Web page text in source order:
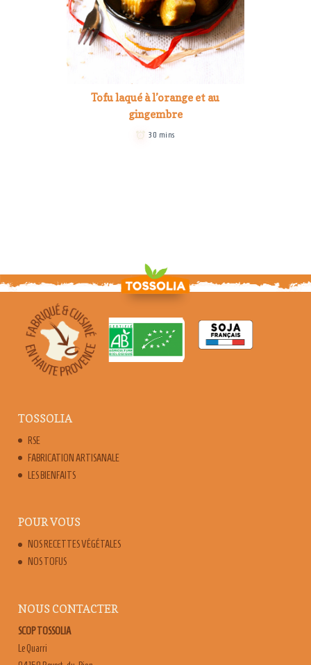
Tofu laqué à l’orange et au
gingembre
30 mins
TOSSOLIA
RSE
FABRICATION ARTISANALE
LES BIENFAITS
POUR VOUS
NOS RECETTES VÉGÉTALES
NOS TOFUS
NOUS CONTACTER
SCOP TOSSOLIA
Le Quarri